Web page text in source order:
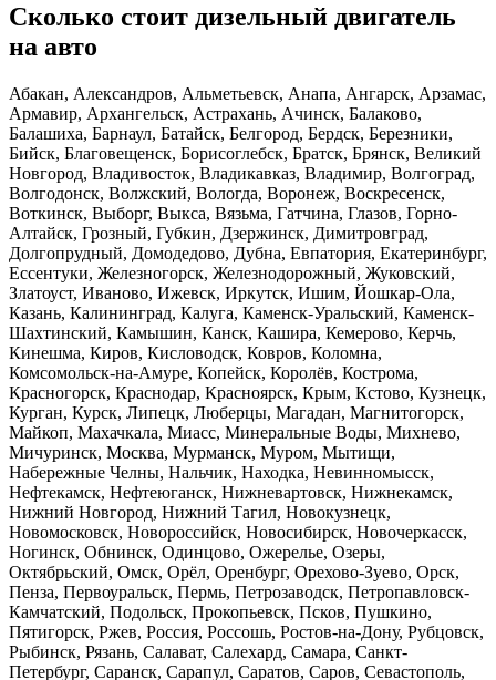
Сколько стоит дизельный двигатель
на авто
Абакан, Александров, Альметьевск, Анапа, Ангарск, Арзамас,
Армавир, Архангельск, Астрахань, Ачинск, Балаково,
Балашиха, Барнаул, Батайск, Белгород, Бердск, Березники,
Бийск, Благовещенск, Борисоглебск, Братск, Брянск, Великий
Новгород, Владивосток, Владикавказ, Владимир, Волгоград,
Волгодонск, Волжский, Вологда, Воронеж, Воскресенск,
Воткинск, Выборг, Выкса, Вязьма, Гатчина, Глазов, Горно-
Алтайск, Грозный, Губкин, Дзержинск, Димитровград,
Долгопрудный, Домодедово, Дубна, Евпатория, Екатеринбург,
Ессентуки, Железногорск, Железнодорожный, Жуковский,
Златоуст, Иваново, Ижевск, Иркутск, Ишим, Йошкар-Ола,
Казань, Калининград, Калуга, Каменск-Уральский, Каменск-
Шахтинский, Камышин, Канск, Кашира, Кемерово, Керчь,
Кинешма, Киров, Кисловодск, Ковров, Коломна,
Комсомольск-на-Амуре, Копейск, Королёв, Кострома,
Красногорск, Краснодар, Красноярск, Крым, Кстово, Кузнецк,
Курган, Курск, Липецк, Люберцы, Магадан, Магнитогорск,
Майкоп, Махачкала, Миасс, Минеральные Воды, Михнево,
Мичуринск, Москва, Мурманск, Муром, Мытищи,
Набережные Челны, Нальчик, Находка, Невинномысск,
Нефтекамск, Нефтеюганск, Нижневартовск, Нижнекамск,
Нижний Новгород, Нижний Тагил, Новокузнецк,
Новомосковск, Новороссийск, Новосибирск, Новочеркасск,
Ногинск, Обнинск, Одинцово, Ожерелье, Озеры,
Октябрьский, Омск, Орёл, Оренбург, Орехово-Зуево, Орск,
Пенза, Первоуральск, Пермь, Петрозаводск, Петропавловск-
Камчатский, Подольск, Прокопьевск, Псков, Пушкино,
Пятигорск, Ржев, Россия, Россошь, Ростов-на-Дону, Рубцовск,
Рыбинск, Рязань, Салават, Салехард, Самара, Санкт-
Петербург, Саранск, Сарапул, Саратов, Саров, Севастополь,